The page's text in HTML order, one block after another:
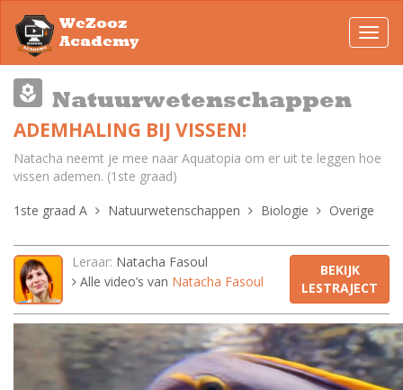
WeZooz
Academy
Natuurwetenschappen
ADEMHALING BIJ VISSEN!
Natacha neemt je mee naar Aquatopia om er uit te leggen hoe
vissen ademen. (1ste graad)
1ste graad A
Natuurwetenschappen Biologie Overige
Leraar: Natacha Fasoul
Alle video’s van Natacha Fasoul
BEKIJK
LESTRAJECT